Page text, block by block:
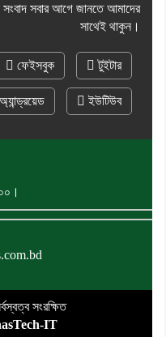
সবার আগে জানতে আমাদের
সাথেই থাকুন।
ফেইসবুক টুইটার
অ্যান্ড্রয়েড ইউটিউব
সংরক্ষিত
IT